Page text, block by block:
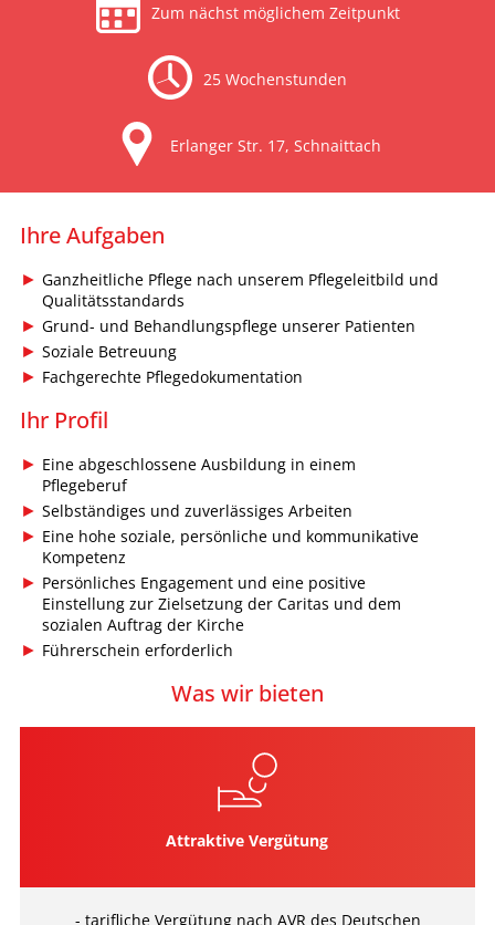
Zum nächst möglichem Zeitpunkt
25 Wochenstunden
Erlanger Str. 17, Schnaittach
Ihre Aufgaben
Ganzheitliche Pflege nach unserem Pflegeleitbild und
Qualitätsstandards
Grund- und Behandlungspflege unserer Patienten
Soziale Betreuung
Fachgerechte Pflegedokumentation
Ihr Profil
Eine abgeschlossene Ausbildung in einem
Pflegeberuf
Selbständiges und zuverlässiges Arbeiten
Eine hohe soziale, persönliche und kommunikative
Kompetenz
Persönliches Engagement und eine positive
Einstellung zur Zielsetzung der Caritas und dem
sozialen Auftrag der Kirche
Führerschein erforderlich
Was wir bieten
Attraktive Vergütung
- tariﬂiche Vergütung nach AVR des Deutschen